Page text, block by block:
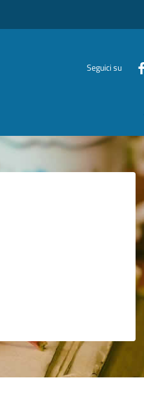
Seguici su